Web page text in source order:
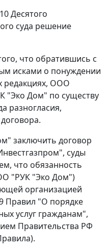
Десятого
суда решение
что обратившись с
исками о понуждении
редакциях, ООО
"Эко Дом" по существу
разногласия,
заключить договор
суды
что обязанность
"РУК "Эко Дом")
организацией
Правил "О порядке
услуг гражданам",
Правительства РФ